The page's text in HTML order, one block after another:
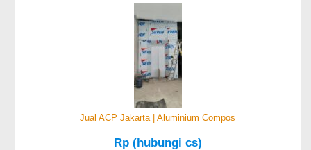
Jual ACP Jakarta | Aluminium Compos
Rp (hubungi cs)